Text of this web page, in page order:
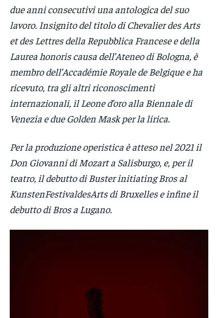
due anni consecutivi una antologica del suo
lavoro. Insignito del titolo di Chevalier des Arts
et des Lettres della Repubblica Francese e della
Laurea honoris causa dell’Ateneo di Bologna, è
membro dell’Accadémie Royale de Belgique e ha
ricevuto, tra gli altri riconoscimenti
internazionali, il Leone d’oro alla Biennale di
Venezia e due Golden Mask per la lirica.
Per la produzione operistica è atteso nel 2021 il
Don Giovanni di Mozart a Salisburgo, e, per il
teatro, il debutto di Buster initiating Bros al
KunstenFestivaldesArts di Bruxelles e infine il
debutto di Bros a Lugano.